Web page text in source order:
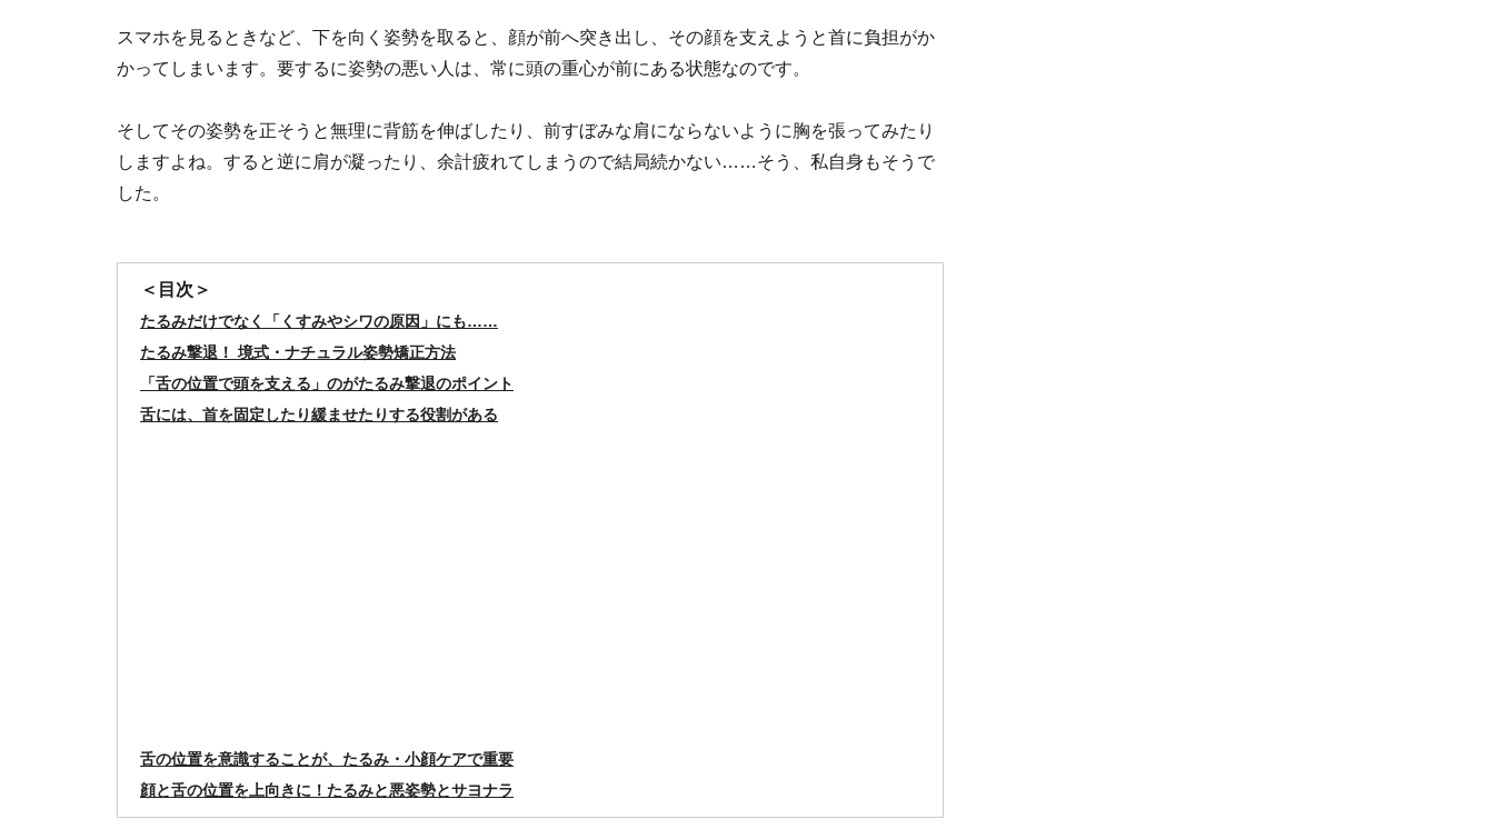
スマホを見るときなど、下を向く姿勢を取ると、顔が前へ突き出し、その顔を支えようと首に負担がか
かってしまいます。要するに姿勢の悪い人は、常に頭の重心が前にある状態なのです。
そしてその姿勢を正そうと無理に背筋を伸ばしたり、前すぼみな肩にならないように胸を張ってみたり
しますよね。すると逆に肩が凝ったり、余計疲れてしまうので結局続かない……そう、私自身もそうで
した。
＜目次＞
たるみだけでなく「くすみやシワの原因」にも……
たるみ撃退！ 境式・ナチュラル姿勢矯正方法
「舌の位置で頭を支える」のがたるみ撃退のポイント
舌には、首を固定したり緩ませたりする役割がある
舌の位置を意識することが、たるみ・小顔ケアで重要
顔と舌の位置を上向きに！たるみと悪姿勢とサヨナラ